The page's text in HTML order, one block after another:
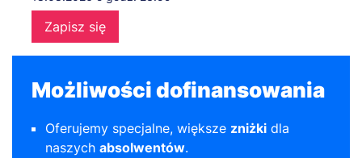
Zapisz się
Możliwości dofinansowania
Oferujemy specjalne, większe zniżki dla
naszych absolwentów.